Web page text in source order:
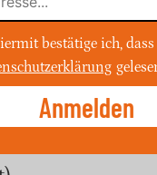
bestätige ich,